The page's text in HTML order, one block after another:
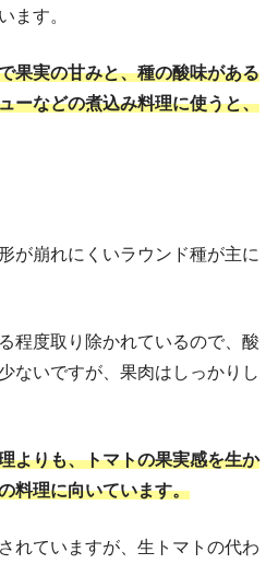
ます。
果実の甘みと、種の酸味がある
ーなどの煮込み料理に使うと、
が崩れにくいラウンド種が主に
程度取り除かれているので、酸
ないですが、果肉はしっかりし
よりも、トマトの果実感を生か
料理に向いています。
れていますが、生トマトの代わ